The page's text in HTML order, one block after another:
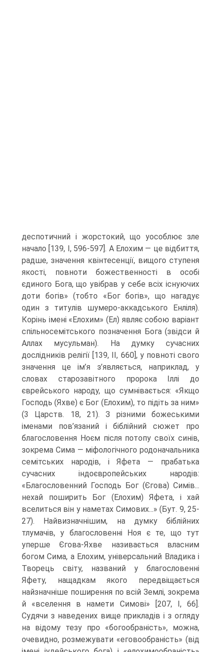
деспотичний і жорстокий, що уособлює зле
начало [139, I, 596-597]. А Елохим — це відбиття,
радше, значення квінтесенції, вищого ступеня
якості, повноти божественності в особі
єдиного Бога, що увібрав у себе всіх існуючих
доти богів» (тобто «Бог богів», що нагадує
один з титулів шумеро-аккадського Енліля).
Корінь імені «Елохим» (Ел) являє собою варіант
спільносемітського позначення Бога (звідси й
Аллах мусульман). На думку сучасних
дослідників релігії [139, II, 660], у повноті свого
значення це ім’я з’являється, наприклад, у
словах старозавітного пророка Іллі до
єврейського народу, що сумнівається: «Якщо
Господь (Яхве) є Бог (Елохим), то підіть за ним»
(3 Царств. 18, 21). З різними божеськими
іменами пов’язаний і біб­лійний сюжет про
благословення Ноєм після потопу своїх синів,
зокрема Сима — міфологічного родоначальника
семітських народів, і Яфета — прабатька
сучасних індоєвропейських народів:
«Благословенний Господь Бог (Єгова) Симів...
нехай поширить Бог (Елохим) Яфета, і хай
вселиться він у наметах Симових...» (Бут. 9, 25-
27). Найвизначнішим, на думку біблійних
тлумачів, у благословенні Ноя є те, що тут
уперше Єгова-Яхве називається власним
богом Сима, а Елохим, універсаль­ний Владика і
Творець світу, названий у благословенні
Яфету, нащадкам якого пе­редвіщається
найзначніше поширення по всій Землі, зокрема
й «вселення в намети Симові» [207, I, 66].
Судячи з наведених вище прикладів і з огляду
на відому тезу про «богообраність», можна,
очевидно, розмежувати «еговообраність» (від